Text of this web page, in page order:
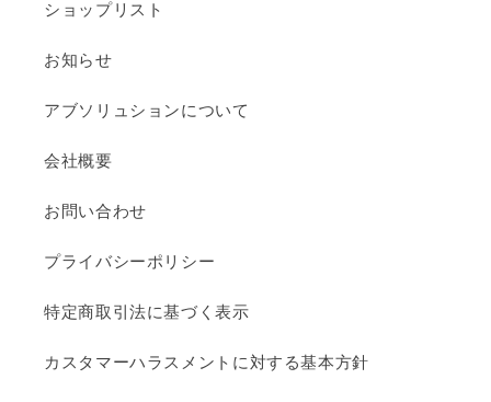
ショップリスト
お知らせ
アブソリュションについて
会社概要
お問い合わせ
プライバシーポリシー
特定商取引法に基づく表示
カスタマーハラスメントに対する基本方針